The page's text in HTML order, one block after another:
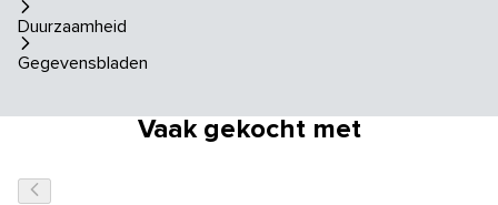
Duurzaamheid
Gegevensbladen
Vaak gekocht met